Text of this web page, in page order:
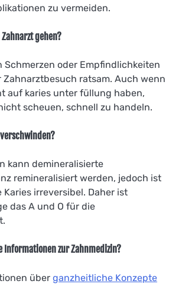
zu vermeiden.
gehen?
Schmerzen oder Empfindlichkeiten
Zahnarztbesuch ratsam. Auch wenn
auf karies unter füllung haben,
scheuen, schnell zu handeln.
kann demineralisierte
remineralisiert werden, jedoch ist
irreversibel. Daher ist
das A und O für die
Informationen zur Zahnmedizin?
über ganzheitliche Konzepte